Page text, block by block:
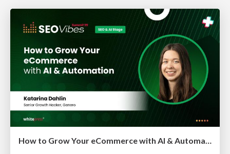
How to Grow Your eCommerce with AI & Automation